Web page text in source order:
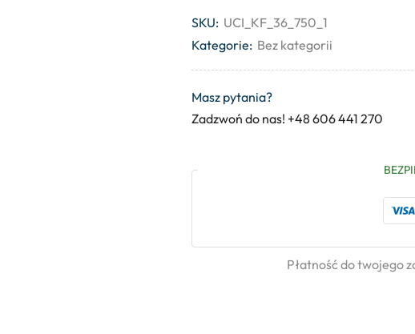
SKU: UCI_KF_36_750_1
Kategorie: Bez kategorii
Masz pytania?
Zadzwoń do nas! +48 606 441 270
Płatność do twojego